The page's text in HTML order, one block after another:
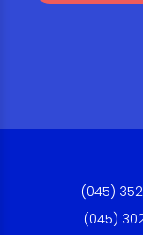
(045)
(045)